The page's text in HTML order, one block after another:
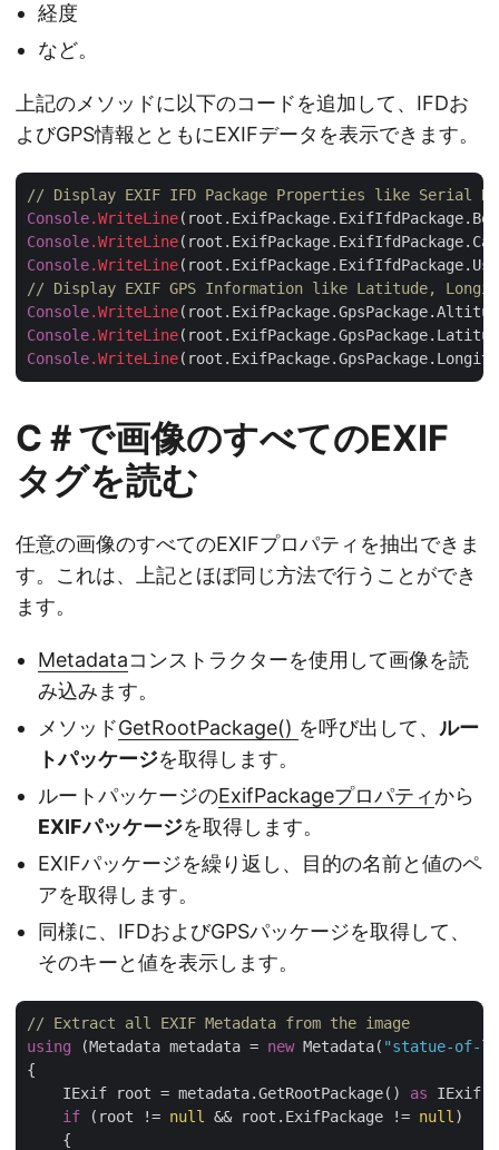
経度
など。
上記のメソッドに以下のコードを追加して、IFDお
よびGPS情報とともにEXIFデータを表示できます。
// Display EXIF IFD Package Properties like Serial
Console.WriteLine
Console.WriteLine
Console.WriteLine
// Display EXIF GPS Information like Latitude,
Console.WriteLine
Console.WriteLine
Console.WriteLine
C＃で画像のすべてのEXIF
タグを読む
任意の画像のすべてのEXIFプロパティを抽出できま
す。これは、上記とほぼ同じ方法で行うことができ
ます。
Metadataコンストラクターを使用して画像を読
み込みます。
メソッドGetRootPackage() を呼び出して、 ルー
トパッケージを取得します。
ルートパッケージのExifPackageプロパティから
EXIFパッケージを取得します。
EXIFパッケージを繰り返し、目的の名前と値のペ
アを取得します。
同様に、IFDおよびGPSパッケージを取得して、
そのキーと値を表示します。
// Extract all EXIF Metadata from the image
using (Metadata metadata = new Metadata( "statue-of-
{
    IExif root = metadata.GetRootPackage()
as IExif;
if (root != null && root.ExifPackage != null )
    {